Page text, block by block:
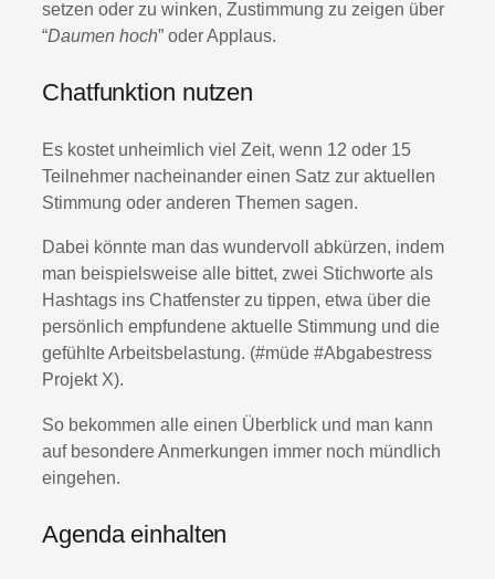
setzen oder zu winken, Zustimmung zu zeigen über
“Daumen hoch” oder Applaus.
Chatfunktion nutzen
Es kostet unheimlich viel Zeit, wenn 12 oder 15
Teilnehmer nacheinander einen Satz zur aktuellen
Stimmung oder anderen Themen sagen.
Dabei könnte man das wundervoll abkürzen, indem
man beispielsweise alle bittet, zwei Stichworte als
Hashtags ins Chatfenster zu tippen, etwa über die
persönlich empfundene aktuelle Stimmung und die
gefühlte Arbeitsbelastung. (#müde #Abgabestress
Projekt X).
So bekommen alle einen Überblick und man kann
auf besondere Anmerkungen immer noch mündlich
eingehen.
Agenda einhalten